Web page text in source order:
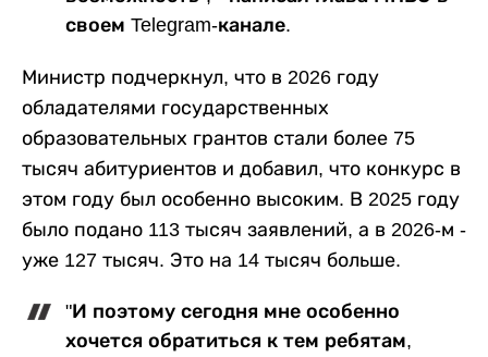
своем Telegram-канале.
Министр подчеркнул, что в 2026 году
обладателями государственных
образовательных грантов стали более 75
тысяч абитуриентов и добавил, что конкурс в
этом году был особенно высоким. В 2025 году
было подано 113 тысяч заявлений, а в 2026-м -
уже 127 тысяч. Это на 14 тысяч больше.
"И поэтому сегодня мне особенно
хочется обратиться к тем ребятам,